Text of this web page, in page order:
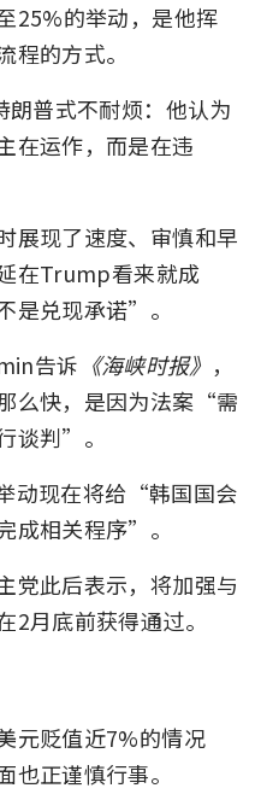
25%的举动，是他挥
的方式。
普式不耐烦：他认为
在运作，而是在违
展现了速度、审慎和早
在Trump看来就成
是兑现承诺”。
告诉 《海峡时报》 ，
么快，是因为法案“需
谈判”。
动现在将给“韩国国会
成相关程序”。
党此后表示，将加强与
2月底前获得通过。
元贬值近7%的情况
也正谨慎行事。